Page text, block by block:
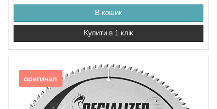
В кошик
Купити в 1 клік
оригинал